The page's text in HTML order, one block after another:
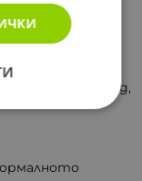
киселина;
диоксид,